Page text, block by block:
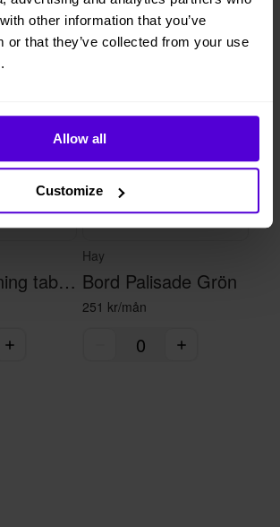
other information that you’ve
or that they’ve collected from your use
Allow all
Customize
Wooden dining table - black/brown
Hay
Bord Palisade Grön
251 kr/mån